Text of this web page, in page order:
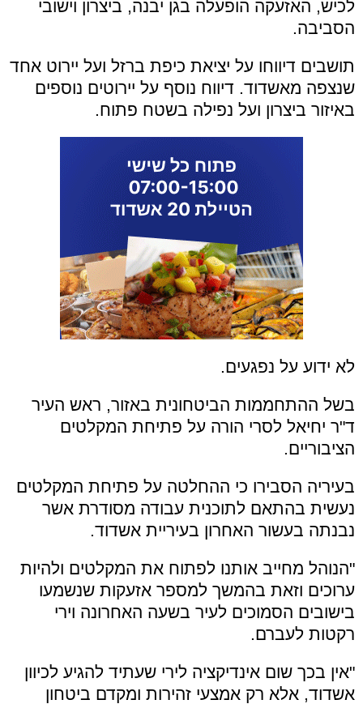
לכיש, האזעקה הופעלה בגן יבנה, ביצרון וישובי
הסביבה.
תושבים דיווחו על יציאת כיפת ברזל ועל יירוט אחד
שנצפה מאשדוד. דיווח נוסף על יירוטים נוספים
באיזור ביצרון ועל נפילה בשטח פתוח.
לא ידוע על נפגעים.
בשל ההתחממות הביטחונית באזור, ראש העיר
ד"ר יחיאל לסרי הורה על פתיחת המקלטים
הציבוריים.
בעיריה הסבירו כי ההחלטה על פתיחת המקלטים
נעשית בהתאם לתוכנית עבודה מסודרת אשר
נבנתה בעשור האחרון בעיריית אשדוד.
"הנוהל מחייב אותנו לפתוח את המקלטים ולהיות
ערוכים וזאת בהמשך למספר אזעקות שנשמעו
בישובים הסמוכים לעיר בשעה האחרונה וירי
רקטות לעברם.
"אין בכך שום אינדיקציה לירי שעתיד להגיע לכיוון
אשדוד, אלא רק אמצעי זהירות ומקדם ביטחון